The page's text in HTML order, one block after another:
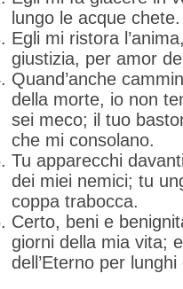
lungo le acque chete.
Egli mi ristora
giustizia, per amor
Quand’anche
della morte, io non
sei meco; il tuo
che mi consolano.
Tu apparecchi
dei miei nemici; tu
coppa trabocca.
Certo, beni e
giorni della mia vita;
dell’Eterno per lunghi